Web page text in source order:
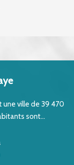
ville de 39 470
sont...